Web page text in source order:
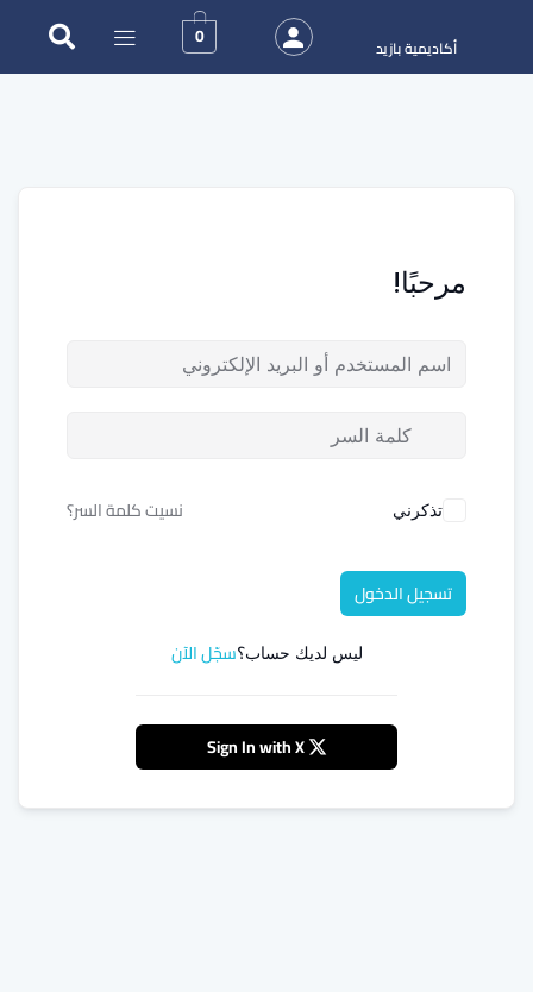
أكاديمية بازيد 0
مرحبًا!
تذكرني نسيت كلمة السر؟
تسجيل الدخول
ليس لديك حساب؟سجّل الآن
Sign In with X